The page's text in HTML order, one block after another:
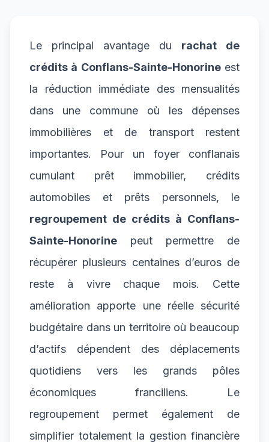
Le principal avantage du rachat de
crédits à Conflans-Sainte-Honorineest
la réduction immédiate des mensualités
dans une commune où les dépenses
immobilières et de transport restent
importantes. Pour un foyer conflanais
cumulant prêt immobilier, crédits
automobiles et prêts personnels, le
regroupement de crédits à Conflans-
Sainte-Honorine peut permettre de
récupérer plusieurs centaines d’euros de
reste à vivre chaque mois. Cette
amélioration apporte une réelle sécurité
budgétaire dans un territoire où beaucoup
d’actifs dépendent des déplacements
quotidiens vers les grands pôles
économiques franciliens. Le
regroupement permet également de
simplifier totalement la gestion financière